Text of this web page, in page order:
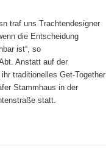
traf uns Trachtendesigner
die Entscheidung
ist“, so
Anstatt auf der
traditionelles Get-Together
Stammhaus in der
statt.